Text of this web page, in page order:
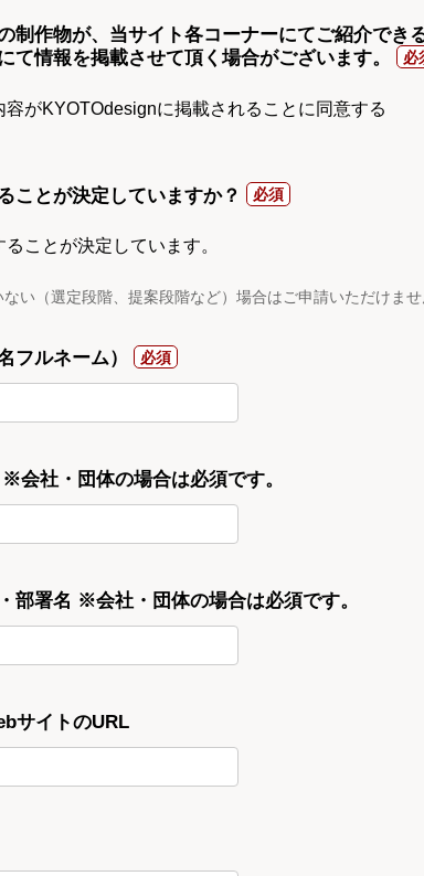
制作物が、当サイト各コーナーにてご紹介でき
て情報を掲載させて頂く場合がございます。
容がKYOTOdesignに掲載されることに同意する
ことが決定していますか？
ことが決定しています。
い（選定段階、提案段階など）場合はご申請いただけませ
フルネーム）
会社・団体の場合は必須です。
部署名 ※会社・団体の場合は必須です。
サイトのURL